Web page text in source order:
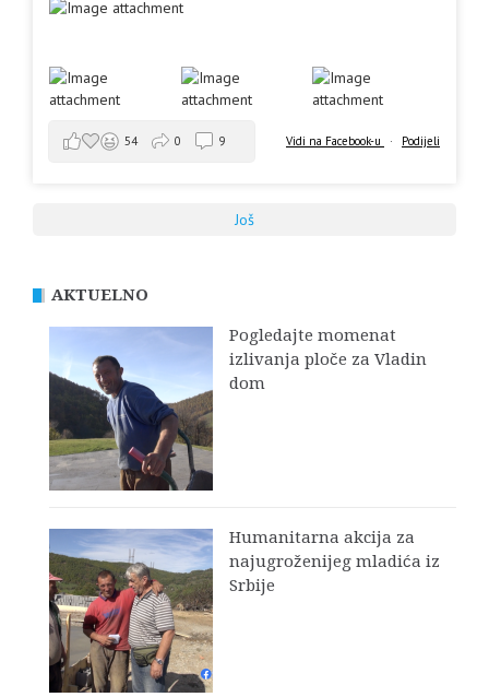
Vidi na Facebook-u · Podijeli
54 0 9
Još
AKTUELNO
Pogledajte momenat
izlivanja ploče za Vladin
dom
Humanitarna akcija za
najugroženijeg mladića iz
Srbije